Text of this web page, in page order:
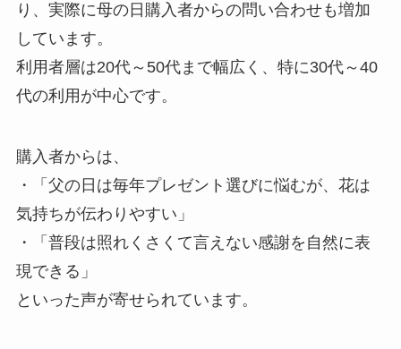
り、実際に母の日購入者からの問い合わせも増加
しています。
利用者層は20代～50代まで幅広く、特に30代～40
代の利用が中心です。
購入者からは、
・「父の日は毎年プレゼント選びに悩むが、花は
気持ちが伝わりやすい」
・「普段は照れくさくて言えない感謝を自然に表
現できる」
といった声が寄せられています。